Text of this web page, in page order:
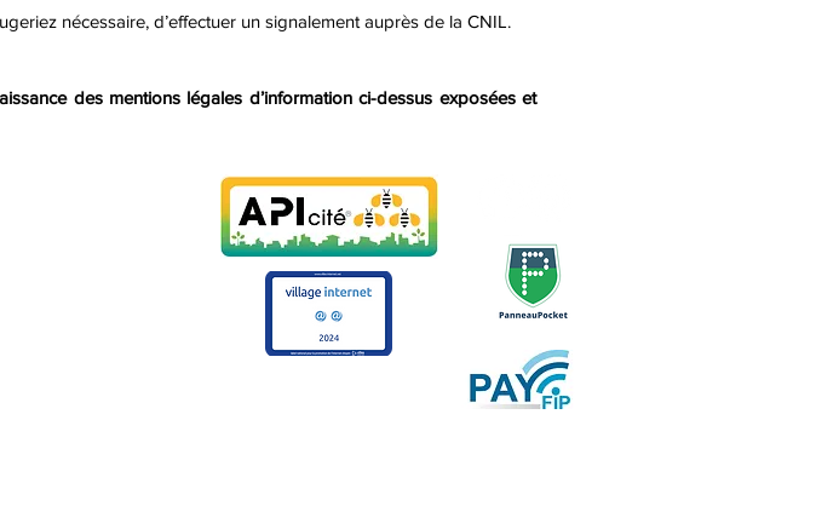
nécessaire, d’effectuer un signalement auprès de la CNIL.
des mentions légales d’information ci-dessus exposées et